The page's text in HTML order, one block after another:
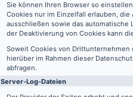
Sie können Ihren Browser so
Cookies nur im Einzelfall erlauben,
ausschließen sowie das automatische
der Deaktivierung von Cookies kann
Soweit Cookies von
hierüber im Rahmen dieser
abfragen.
Server-Log-Dateien